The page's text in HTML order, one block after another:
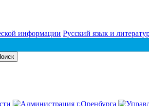
информации Русский язык и